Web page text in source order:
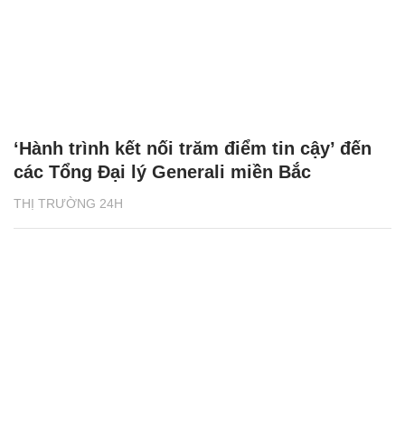
THỊ TRƯỜNG 24H
‘Hành trình kết nối trăm điểm tin cậy’ đến
các Tổng Đại lý Generali miền Bắc